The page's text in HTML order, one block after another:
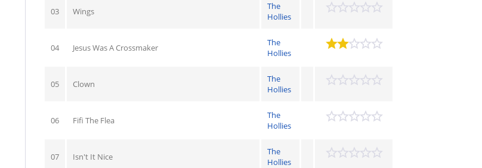
03 Wings
The
Hollies
04 Jesus Was A Crossmaker
The
Hollies
05 Clown
The
Hollies
06 Fifi The Flea
The
Hollies
07 Isn't It Nice
The
Hollies